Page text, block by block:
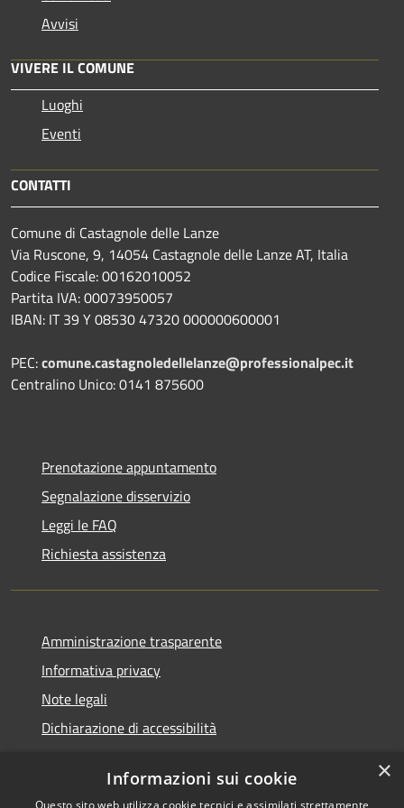
Avvisi
VIVERE IL COMUNE
Luoghi
Eventi
CONTATTI
Comune di Castagnole delle Lanze
Via Ruscone, 9, 14054 Castagnole delle Lanze AT, Italia
Codice Fiscale: 00162010052
Partita IVA: 00073950057
IBAN: IT 39 Y 08530 47320 000000600001
PEC:comune.castagnoledellelanze@professionalpec.it
Centralino Unico: 0141 875600
Prenotazione appuntamento
Segnalazione disservizio
Leggi le FAQ
Richiesta assistenza
Amministrazione trasparente
Informativa privacy
Note legali
Dichiarazione di accessibilità
×
Informazioni sui cookie
Questo sito web utilizza cookie tecnici e assimilati strettamente